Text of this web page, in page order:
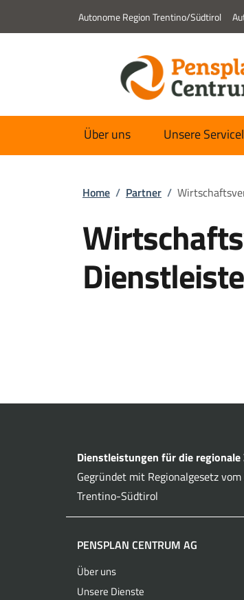
Autonome Region Trentino/Südtirol
Über uns Unsere
Home / Partner /
Dienstleistungen für die
Gegründet mit Regionalgesetz
Trentino-Südtirol
PENSPLAN CENTRUM AG
Über uns
Unsere Dienste